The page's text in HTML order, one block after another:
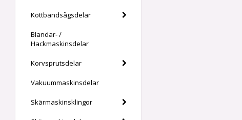
Köttbandsågsdelar
Blandar- /
Hackmaskinsdelar
Korvsprutsdelar
Vakuummaskinsdelar
Skärmaskinsklingor